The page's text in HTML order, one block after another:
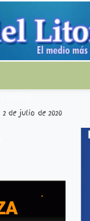
2 de julio de 2020